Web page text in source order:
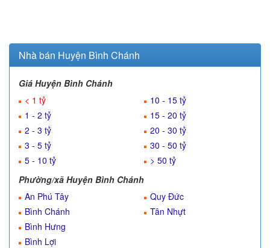
Nhà bán Huyện Bình Chánh
Giá Huyện Bình Chánh
< 1 tỷ
1 - 2 tỷ
2 - 3 tỷ
3 - 5 tỷ
5 - 10 tỷ
10 - 15 tỷ
15 - 20 tỷ
20 - 30 tỷ
30 - 50 tỷ
> 50 tỷ
Phường/xã Huyện Bình Chánh
An Phú Tây
Bình Chánh
Bình Hưng
Bình Lợi
Quy Đức
Tân Nhựt